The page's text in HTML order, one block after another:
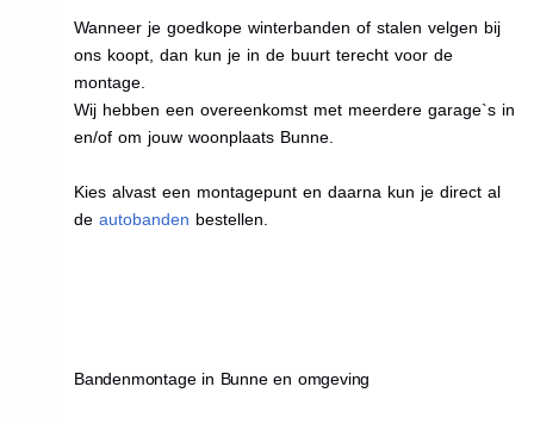
Wanneer je goedkope winterbanden of stalen velgen bij
ons koopt, dan kun je in de buurt terecht voor de
montage.
Wij hebben een overeenkomst met meerdere garage`s in
en/of om jouw woonplaats Bunne.
Kies alvast een montagepunt en daarna kun je direct al
de autobanden bestellen.
Bandenmontage in Bunne en omgeving